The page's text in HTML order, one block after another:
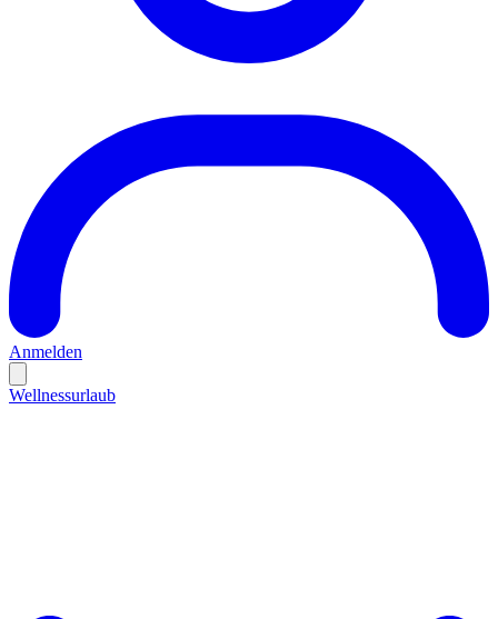
Anmelden
Wellnessurlaub